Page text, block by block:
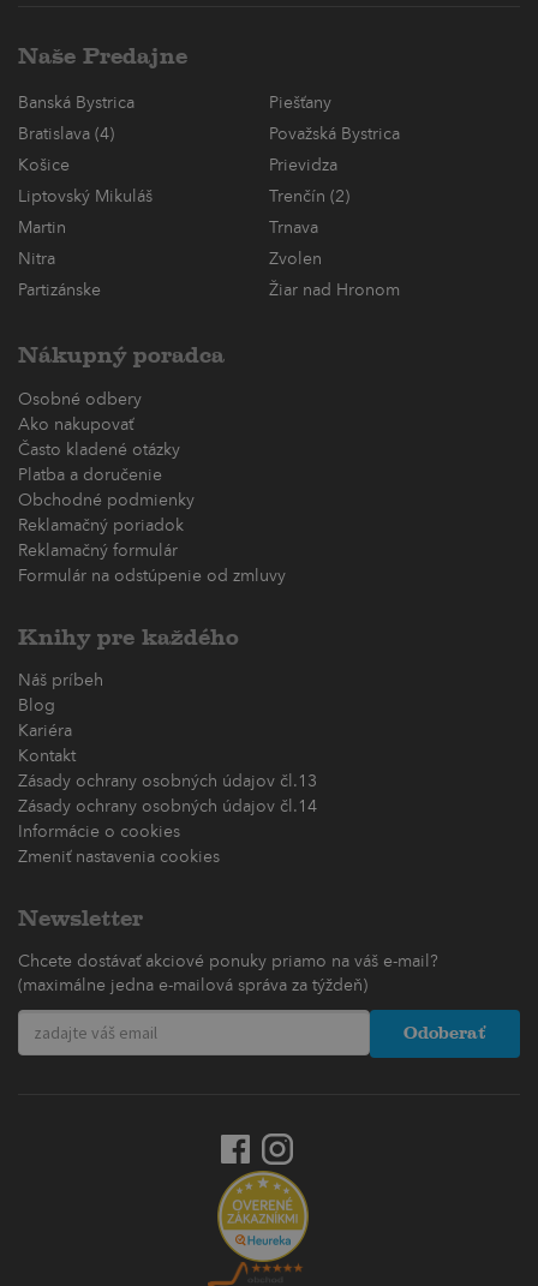
Naše Predajne
Banská Bystrica
Piešťany
Bratislava (4)
Považská Bystrica
Košice
Prievidza
Liptovský Mikuláš
Trenčín (2)
Martin
Trnava
Nitra
Zvolen
Partizánske
Žiar nad Hronom
Nákupný poradca
Osobné odbery
Ako nakupovať
Často kladené otázky
Platba a doručenie
Obchodné podmienky
Reklamačný poriadok
Reklamačný formulár
Formulár na odstúpenie od zmluvy
Knihy pre každého
Náš príbeh
Blog
Kariéra
Kontakt
Zásady ochrany osobných údajov čl.13
Zásady ochrany osobných údajov čl.14
Informácie o cookies
Zmeniť nastavenia cookies
Newsletter
Chcete dostávať akciové ponuky priamo na váš e-mail?
(maximálne jedna e-mailová správa za týždeň)
Odoberať